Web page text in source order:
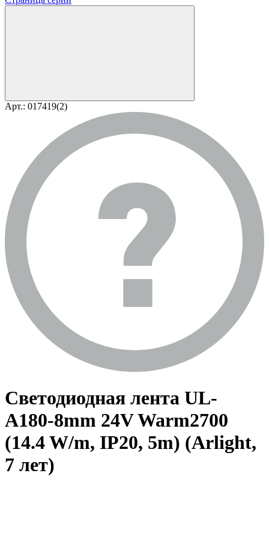
Арт.: 017419(2)
Светодиодная лента UL-
A180-8mm 24V Warm2700
(14.4 W/m, IP20, 5m) (Arlight,
7 лет)